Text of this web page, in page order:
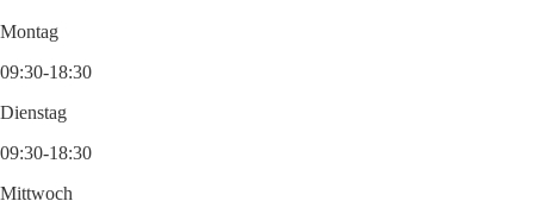
Montag
09:30-18:30
Dienstag
09:30-18:30
Mittwoch